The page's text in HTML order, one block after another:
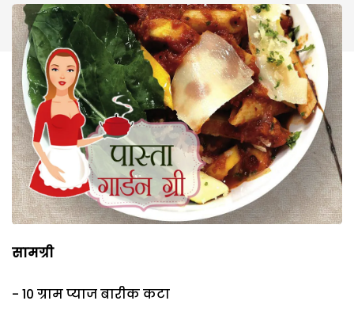
सामग्री
- 10 ग्राम प्याज बारीक कटा